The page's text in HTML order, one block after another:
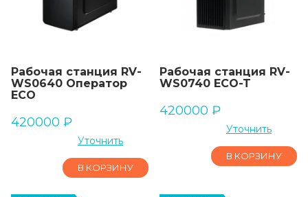
Рабочая станция RV-
WS0640 Оператор
ECO
420000 ₽
Уточнить
В КОРЗИНУ
Рабочая станция RV-
WS0740 ECO-T
420000 ₽
Уточнить
В КОРЗИНУ